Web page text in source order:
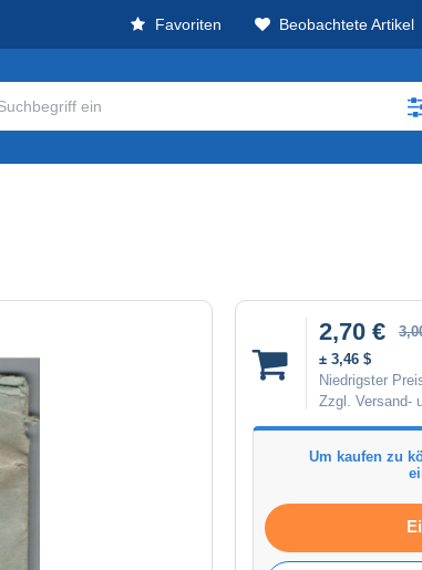
Favoriten Beobachtete Artikel
2,70 €
± 3,46 $
Niedrigster
Zzgl. Versand-
Um kaufen zu